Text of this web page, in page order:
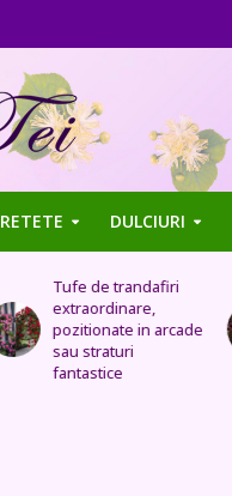
RETETE DULCIURI
Aranjamentele din
flori colorate sunt
absolut superbe,
ideale pentru casa si
curtea ta